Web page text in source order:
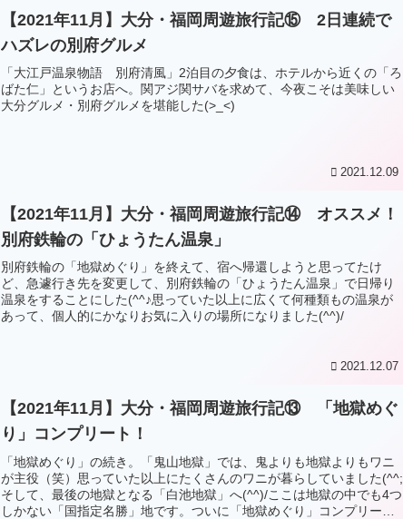
【2021年11月】大分・福岡周遊旅行記⑮ 2日連続で
ハズレの別府グルメ
「大江戸温泉物語 別府清風」2泊目の夕食は、ホテルから近くの「ろ
ばた仁」というお店へ。関アジ関サバを求めて、今夜こそは美味しい
大分グルメ・別府グルメを堪能した(>_<)
2021.12.09
【2021年11月】大分・福岡周遊旅行記⑭ オススメ！
別府鉄輪の「ひょうたん温泉」
別府鉄輪の「地獄めぐり」を終えて、宿へ帰還しようと思ってたけ
ど、急遽行き先を変更して、別府鉄輪の「ひょうたん温泉」で日帰り
温泉をすることにした(^^♪思っていた以上に広くて何種類もの温泉が
あって、個人的にかなりお気に入りの場所になりました(^^)/
2021.12.07
【2021年11月】大分・福岡周遊旅行記⑬ 「地獄めぐ
り」コンプリート！
「地獄めぐり」の続き。「鬼山地獄」では、鬼よりも地獄よりもワニ
が主役（笑）思っていた以上にたくさんのワニが暮らしていました(^^;
そして、最後の地獄となる「白池地獄」へ(^^)/ここは地獄の中でも4つ
しかない「国指定名勝」地です。ついに「地獄めぐり」コンプリー